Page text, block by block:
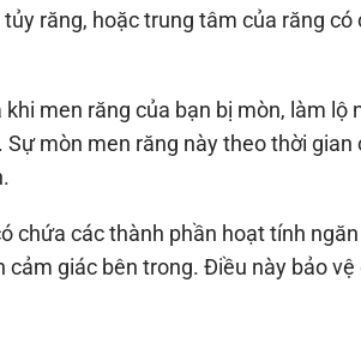
răng, hoặc trung tâm của răng
men răng của bạn bị mòn, làm lộ
mòn men răng này theo thời
chứa các thành phần hoạt tính
cảm giác bên trong. Điều này bảo